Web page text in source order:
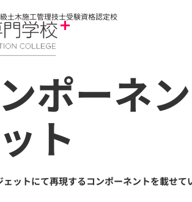
土木施工管理技士受験資格認定校
ンポーネ
ト
ットにて再現するコンポーネントを載せて